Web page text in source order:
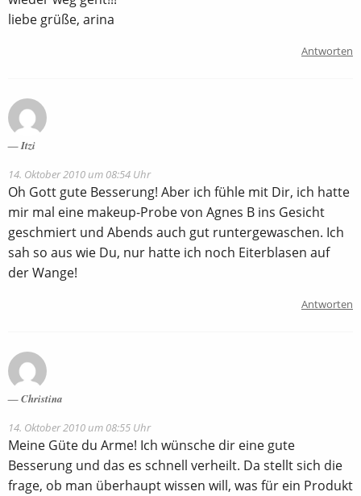
liebe grüße, arina
Antworten
Itzi
14. Oktober 2010 um 08:54 Uhr
Oh Gott gute Besserung! Aber ich fühle mit Dir, ich hatte
mir mal eine makeup-Probe von Agnes B ins Gesicht
geschmiert und Abends auch gut runtergewaschen. Ich
sah so aus wie Du, nur hatte ich noch Eiterblasen auf
der Wange!
Antworten
Christina
14. Oktober 2010 um 08:55 Uhr
Meine Güte du Arme! Ich wünsche dir eine gute
Besserung und das es schnell verheilt. Da stellt sich die
frage, ob man überhaupt wissen will, was für ein Produkt